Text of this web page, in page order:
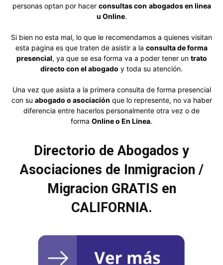
personas optan por hacer consultas con abogados en linea
u Online.
Si bien no esta mal, lo que le recomendamos a quienes visitan
esta pagina es que traten de asistir a la consulta de forma
presencial, ya que se esa forma va a poder tener un trato
directo con el abogado y toda su atención.
Una vez que asista a la primera consulta de forma presencial
con su abogado o asociación que lo represente, no va haber
diferencia entre hacerlos personalmente otra vez o de
forma Online o En Linea.
Directorio de Abogados y
Asociaciones de Inmigracion /
Migracion GRATIS en
CALIFORNIA.